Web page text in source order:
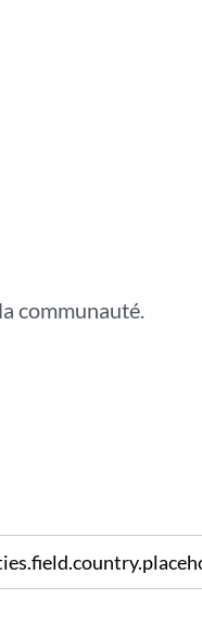
communauté.